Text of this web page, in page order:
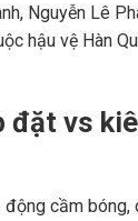
Nguyễn Lê
hậu vệ Hàn
vs
cầm